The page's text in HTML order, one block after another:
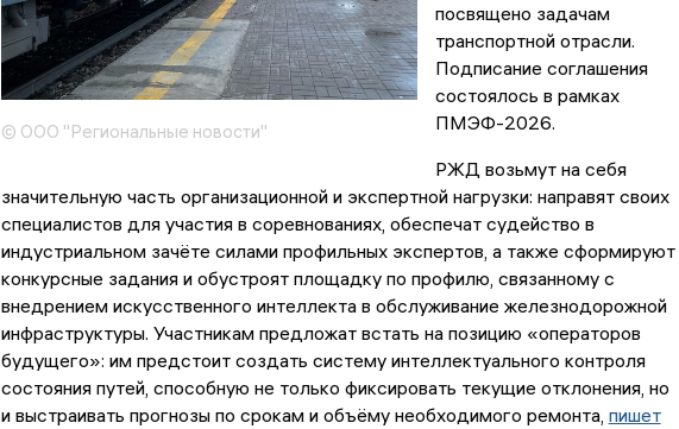
© ООО "Региональные новости"
посвящено задачам
транспортной отрасли.
Подписание соглашения
состоялось в рамках
ПМЭФ-2026.
РЖД возьмут на себя
значительную часть организационной и экспертной нагрузки: направят своих
специалистов для участия в соревнованиях, обеспечат судейство в
индустриальном зачёте силами профильных экспертов, а также сформируют
конкурсные задания и обустроят площадку по профилю, связанному с
внедрением искусственного интеллекта в обслуживание железнодорожной
инфраструктуры. Участникам предложат встать на позицию «операторов
будущего»: им предстоит создать систему интеллектуального контроля
состояния путей, способную не только фиксировать текущие отклонения, но
и выстраивать прогнозы по срокам и объёму необходимого ремонта, пишет